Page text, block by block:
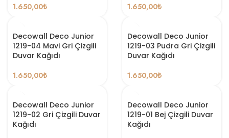
1.650,00₺
1.650,00₺
Decowall Deco Junior
1219-04 Mavi Gri Çizgili
Duvar Kağıdı
1.650,00₺
Decowall Deco Junior
1219-03 Pudra Gri Çizgili
Duvar Kağıdı
1.650,00₺
Decowall Deco Junior
1219-02 Gri Çizgili Duvar
Kağıdı
Decowall Deco Junior
1219-01 Bej Çizgili Duvar
Kağıdı